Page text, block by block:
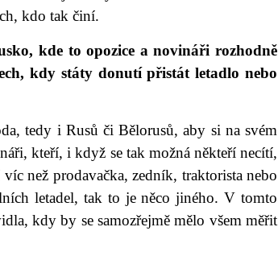
kdo tak činí.
kde to opozice a novináři rozhodně
kdy státy donutí přistát letadlo nebo
tedy i Rusů či Bělorusů, aby si na svém
kteří, i když se tak možná někteří necítí,
než prodavačka, zedník, traktorista nebo
letadel, tak to je něco jiného. V tomto
kdy by se samozřejmě mělo všem měřit